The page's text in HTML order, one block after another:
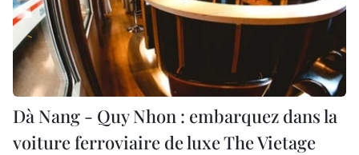
Dà Nang - Quy Nhon : embarquez dans la
voiture ferroviaire de luxe The Vietage